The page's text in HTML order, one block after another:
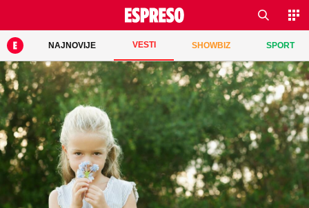
NAJNOVIJE VESTI SHOWBIZ SPORT